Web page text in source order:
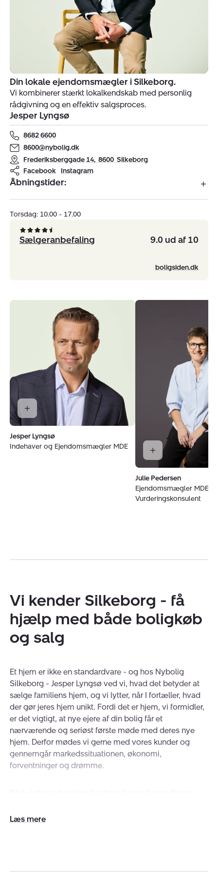
Indehavere
af
ejendomsmægler
Nybolig
Silkeborg
Din lokale ejendomsmægler i Silkeborg.
Vi kombinerer stærkt lokalkendskab med personlig
rådgivning og en effektiv salgsproces.
Jesper Lyngsø
8682 6600
8600@nybolig.dk
Frederiksberggade 14, 8600 Silkeborg
Facebook
Instagram
Åbningstider:
Torsdag: 10.00 - 17.00
Sælgeranbefaling 9.0 ud af 10
boligsiden.dk
Jesper Lyngsø
Indehaver og Ejendomsmægler MDE
Julie Pedersen
Ejendomsmægler MDE
Vurderingskonsulent
Vi kender Silkeborg - få
hjælp med både boligkøb
og salg
Et hjem er ikke en standardvare - og hos Nybolig
Silkeborg - Jesper Lyngsø ved vi, hvad det betyder at
sælge familiens hjem, og vi lytter, når I fortæller, hvad
der gør jeres hjem unikt. Fordi det er hjem, vi formidler,
er det vigtigt, at nye ejere af din bolig får et
nærværende og seriøst første møde med deres nye
hjem. Derfor mødes vi gerne med vores kunder og
gennemgår markedssituationen, økonomi,
forventninger og drømme.
men gør også, at vi ved, hvad kunderne vil have, og vi